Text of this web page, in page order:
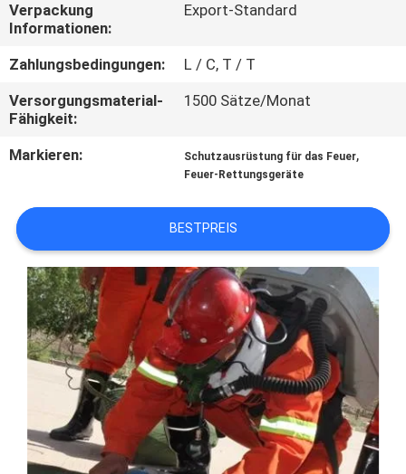
TRETEN
SIE
MIT
UNS
IN
FORDERN
SIE EIN
ZITAT
SITEMAP
PRIVACY
POLICY
Verpackung
Informationen:
Export-Standard
Zahlungsbedingungen:
L / C, T / T
Versorgungsmaterial-
Fähigkeit:
1500 Sätze/Monat
Markieren: Schutzausrüstung für das Feuer,
Feuer-Rettungsgeräte
BESTPREIS